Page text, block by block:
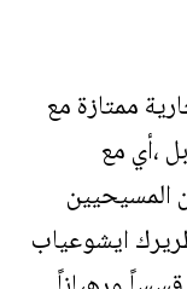
ممتازة مع
،أي مع
المسيحيين
ايشوعياب